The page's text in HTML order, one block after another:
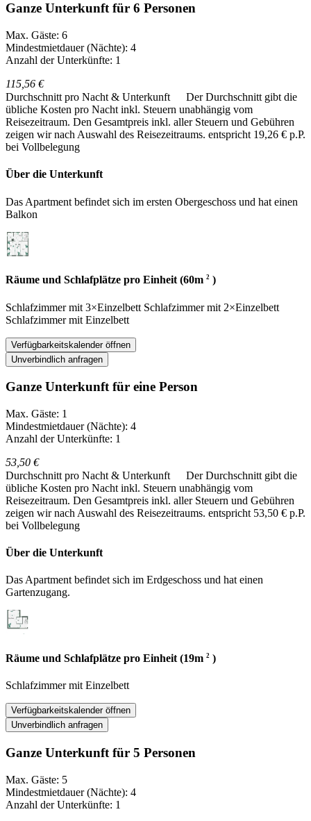
Ganze Unterkunft für 6 Personen
Max. Gäste: 6
Mindestmietdauer (Nächte): 4
Anzahl der Unterkünfte: 1
115,56 €
Durchschnitt pro Nacht & Unterkunft
Der Durchschnitt gibt die
übliche Kosten pro Nacht inkl. Steuern unabhängig vom
Reisezeitraum. Den Gesamtpreis inkl. aller Steuern und Gebühren
zeigen wir nach Auswahl des Reisezeitraums. entspricht 19,26 € p.P.
bei Vollbelegung
Über die Unterkunft
Das Apartment befindet sich im ersten Obergeschoss und hat einen
Balkon
Räume und Schlafplätze pro Einheit (60m 2 )
Schlafzimmermit 3×Einzelbett Schlafzimmermit 2×Einzelbett
Schlafzimmermit Einzelbett
Verfügbarkeitskalender öffnen
Unverbindlich anfragen
Ganze Unterkunft für eine Person
Max. Gäste: 1
Mindestmietdauer (Nächte): 4
Anzahl der Unterkünfte: 1
53,50 €
Durchschnitt pro Nacht & Unterkunft
Der Durchschnitt gibt die
übliche Kosten pro Nacht inkl. Steuern unabhängig vom
Reisezeitraum. Den Gesamtpreis inkl. aller Steuern und Gebühren
zeigen wir nach Auswahl des Reisezeitraums. entspricht 53,50 € p.P.
bei Vollbelegung
Über die Unterkunft
Das Apartment befindet sich im Erdgeschoss und hat einen
Gartenzugang.
Räume und Schlafplätze pro Einheit (19m 2 )
Schlafzimmermit Einzelbett
Verfügbarkeitskalender öffnen
Unverbindlich anfragen
Ganze Unterkunft für 5 Personen
Max. Gäste: 5
Mindestmietdauer (Nächte): 4
Anzahl der Unterkünfte: 1